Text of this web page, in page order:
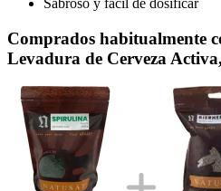
Sabroso y fácil de dosificar
Comprados habitualmente
Levadura de Cerveza